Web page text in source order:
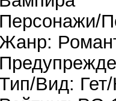
Персонажи/
Жанр:
Вид: